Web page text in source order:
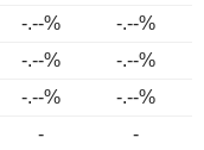
-.--% -.--%
-.--% -.--%
-.--% -.--%
- -